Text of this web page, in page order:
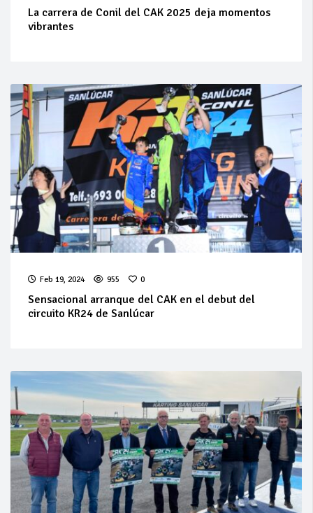
La carrera de Conil del CAK 2025 deja momentos
vibrantes
Feb 19, 2024 955 0
Sensacional arranque del CAK en el debut del
circuito KR24 de Sanlúcar